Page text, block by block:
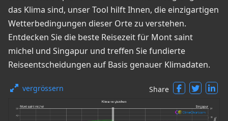
das Klima sind, unser Tool hilft Ihnen, die einzigartigen
Wetterbedingungen dieser Orte zu verstehen.
Entdecken Sie die beste Reisezeit für Mont saint
michel und Singapur und treffen Sie fundierte
Reiseentscheidungen auf Basis genauer Klimadaten.
vergrössern Share